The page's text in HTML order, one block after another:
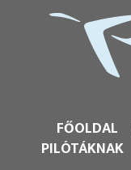
FŐOLDAL
PILÓTÁKNAK